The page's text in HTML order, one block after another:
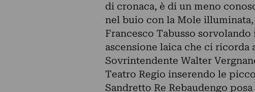
di cronaca, è di un meno
nel buio con la Mole illuminata,
Francesco Tabusso
ascensione laica che ci ricorda
Sovrintendente Walter
Teatro Regio inserendo le
Sandretto Re Rebaudengo